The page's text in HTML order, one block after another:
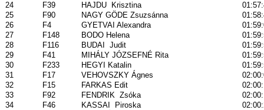
24
F39 HAJDU Krisztina
25
F90 NAGY GÖDE Zsuzsánna
26
F4 GYETVAI Alexandra
27
F148 BODO Helena
28
F116 BUDAI Judit
29
F41 MIHÁLY JÓZSEFNÉ Rita
30
F233 HEGYI Katalin
31
F17 VEHOVSZKY Ágnes
32
F15 FARKAS Edit
33
F92 FENDRIK Zsóka
34
F46 KASSAI Piroska